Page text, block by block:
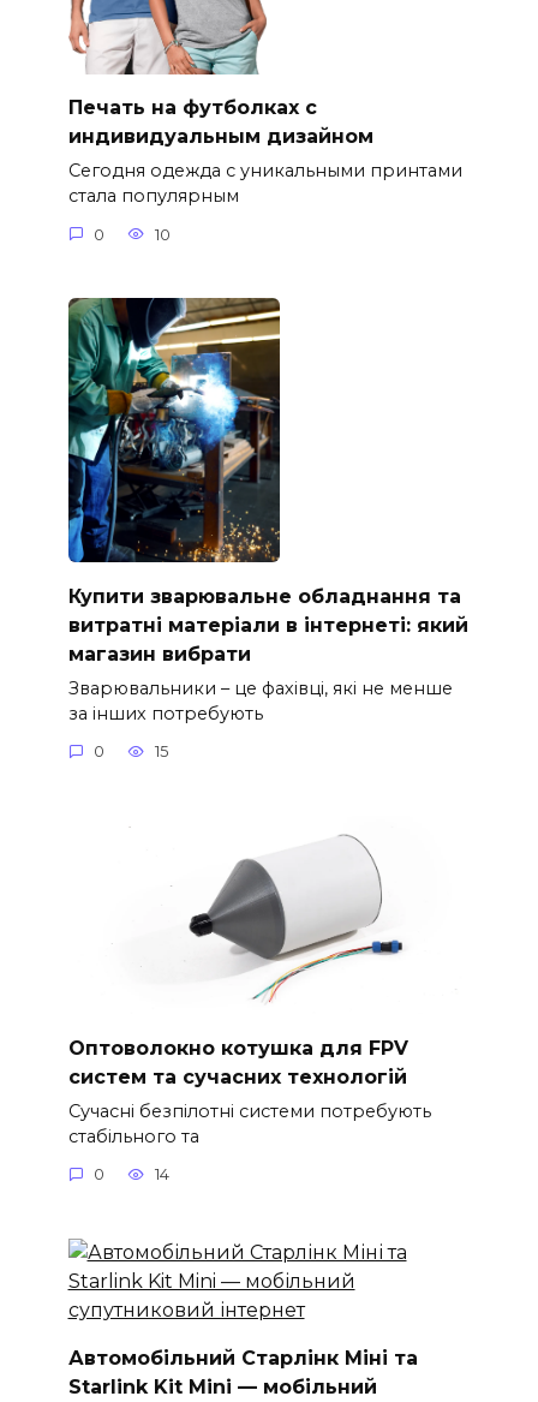
Печать на футболках с
индивидуальным дизайном
Сегодня одежда с уникальными принтами
стала популярным
0 10
Купити зварювальне обладнання та
витратні матеріали в інтернеті: який
магазин вибрати
Зварювальники – це фахівці, які не менше
за інших потребують
0 15
Оптоволокно котушка для FPV
систем та сучасних технологій
Сучасні безпілотні системи потребують
стабільного та
0 14
Автомобільний Старлінк Міні та
Starlink Kit Mini — мобільний